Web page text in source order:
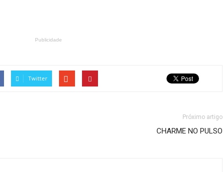
Publicidade
Twitter
Próximo artigo
CHARME NO PULSO